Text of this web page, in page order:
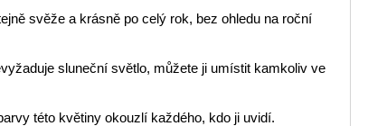
svěže a krásně po celý rok, bez ohledu na roční
sluneční světlo, můžete ji umístit kamkoliv ve
této květiny okouzlí každého, kdo ji uvidí.